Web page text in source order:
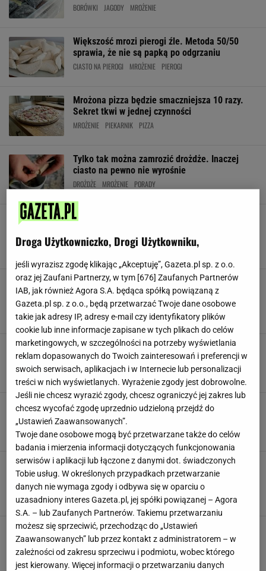
BORÓWKI JAGODY MROŻENIE
Większość mrozi pierogi źle. Metoda 50/50
sprawia, że nie są papką po odgrzaniu
CIASTO NA PIEROGI MROŻENIE PIEROGI
Mrożona pizza będzie smaczniejsza 10 razy.
Sekret tkwi w jednej czynności
MROŻENIE PIEKARNIK PIZZA
Tylko tak można zamrozić drożdże. Inaczej
ciasto na pewno nie wyrośnie
DROŻDŻE MROŻENIE PORADY
Jak mrozić barszcz czerwony? Zapomnisz o
banku
Masło kupuję na promocji, a potem mrożę.
Robię to tak. Pozostaje świeże nawet 6
miesięcy
MASŁO MROŻENIE PORADY
Czy sałatkę jarzynową można mrozić? Jeden
błąd i przygotuj się na przygodę z łazienką
BOŻE NARODZENIE DOMOWE SPOSOBY MROŻENIE
Trzymasz jedzenie na balkonie? Zerknij na
termometr. Nie może przekroczyć tej wartości
JEDZENIE MROŻENIE PRZECHOWYWANIE
Nie na surowo i nie po ugotowaniu. Pierogi
mrożę zawsze w taki sposób. Smakują jak
świeże
BOŻE NARODZENIE JEDZENIE MROŻENIE
Mrożę je już teraz, później tylko wrzucam do
wrzątku. Przepis na uszka mam od babci
MROŻENIE OBIAD PRZEPISY
Droga Użytkowniczko, Drogi Użytkowniku,
jeśli wyrazisz zgodę klikając „Akceptuję”, Gazeta.pl sp. z o.o.
oraz jej Zaufani Partnerzy, w tym [676] Zaufanych Partnerów
IAB, jak również Agora S.A. będąca spółką powiązaną z
Gazeta.pl sp. z o.o., będą przetwarzać Twoje dane osobowe
takie jak adresy IP, adresy e-mail czy identyfikatory plików
cookie lub inne informacje zapisane w tych plikach do celów
marketingowych, w szczególności na potrzeby wyświetlania
reklam dopasowanych do Twoich zainteresowań i preferencji w
swoich serwisach, aplikacjach i w Internecie lub personalizacji
treści w nich wyświetlanych. Wyrażenie zgody jest dobrowolne.
Jeśli nie chcesz wyrazić zgody, chcesz ograniczyć jej zakres lub
chcesz wycofać zgodę uprzednio udzieloną przejdź do
„Ustawień Zaawansowanych”.
Twoje dane osobowe mogą być przetwarzane także do celów
badania i mierzenia informacji dotyczących funkcjonowania
serwisów i aplikacji lub łączone z danymi dot. świadczonych
Tobie usług. W określonych przypadkach przetwarzanie
danych nie wymaga zgody i odbywa się w oparciu o
uzasadniony interes Gazeta.pl, jej spółki powiązanej – Agora
S.A. – lub Zaufanych Partnerów. Takiemu przetwarzaniu
możesz się sprzeciwić, przechodząc do „Ustawień
Zaawansowanych” lub przez kontakt z administratorem – w
zależności od zakresu sprzeciwu i podmiotu, wobec którego
jest kierowany. Więcej informacji o przetwarzaniu danych